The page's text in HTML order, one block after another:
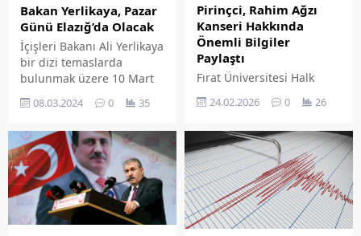
Bakan Yerlikaya, Pazar
Günü Elazığ’da Olacak
İçişleri Bakanı Ali Yerlikaya
bir dizi temaslarda
bulunmak üzere 10 Mart
gelecek. Bakan Yerlikaya
giderek, ilçe halkıyla
buluşacak.
08.03.2024 0 35
Pirinçci, Rahim Ağzı
Kanseri Hakkında
Önemli Bilgiler
Paylaştı
Fırat Üniversitesi Halk
Başkanı Prof. Dr. Edibe
(serviks) kanseri hakkında
önemli bilgiler paylaştı.
24.02.2026 0 26